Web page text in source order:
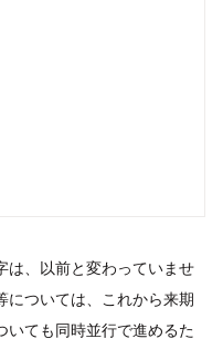
は、以前と変わっていませ
については、これから来期
いても同時並行で進めるた